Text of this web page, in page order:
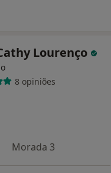
Lourenço
8 opiniões
Morada 3